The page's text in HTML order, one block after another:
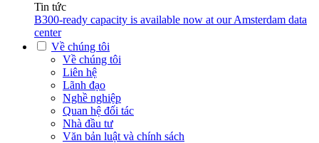
Tin tức
B300-ready capacity is available now at our Amsterdam data
center
Về chúng tôi
Về chúng tôi
Liên hệ
Lãnh đạo
Nghề nghiệp
Quan hệ đối tác
Nhà đầu tư
Văn bản luật và chính sách